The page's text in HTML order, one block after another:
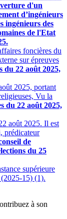
d'un
d’ingénieurs
ingénieurs des
de l'Etat
foncières du
sur épreuves
du 22 août 2025,
2025, portant
Vu la
du 22 août 2025,
août 2025. Il est
prédicateur
de
du 25
supérieure
15) (1).
à son